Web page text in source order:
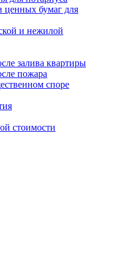
ценных бумаг для
и нежилой
залива квартиры
пожара
споре
стоимости